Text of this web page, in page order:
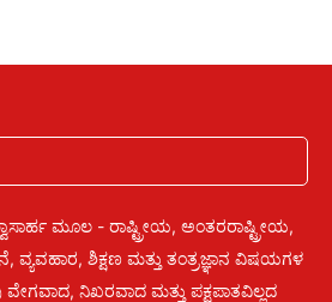
ಮೂಲ - ರಾಷ್ಟ್ರೀಯ, ಅಂತರರಾಷ್ಟ್ರೀಯ,
ವ್ಯವಹಾರ, ಶಿಕ್ಷಣ ಮತ್ತು ತಂತ್ರಜ್ಞಾನ ವಿಷಯಗಳ
ವೇಗವಾದ, ನಿಖರವಾದ ಮತ್ತು ಪಕ್ಷಪಾತವಿಲ್ಲದ